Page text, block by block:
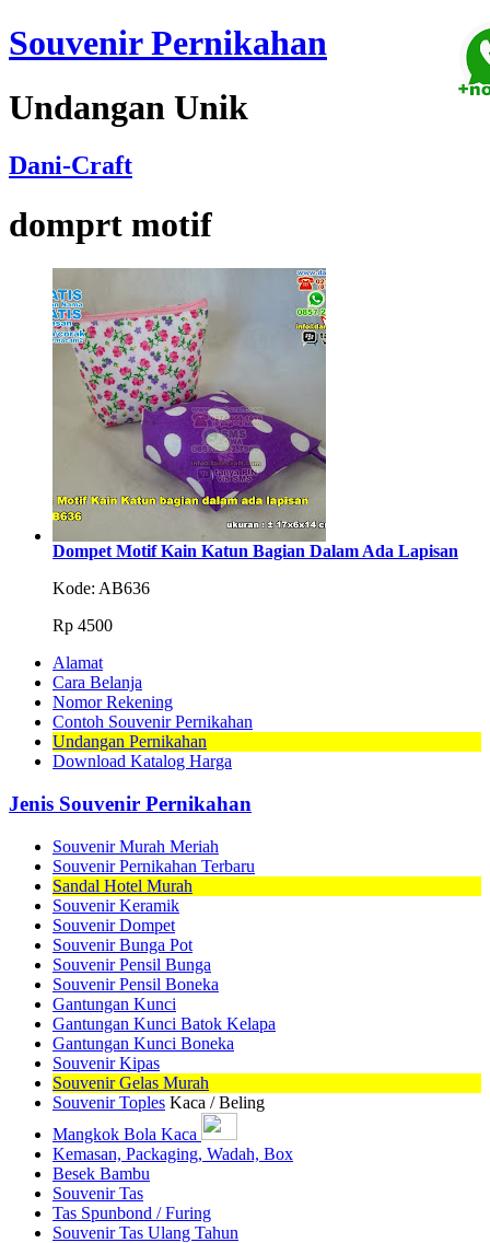
Souvenir Pernikahan
Undangan Unik
Dani-Craft
domprt motif
Dompet Motif Kain Katun Bagian Dalam Ada Lapisan
Kode: AB636
Rp 4500
Alamat
Cara Belanja
Nomor Rekening
Contoh Souvenir Pernikahan
Undangan Pernikahan
Download Katalog Harga
Jenis Souvenir Pernikahan
Souvenir Murah Meriah
Souvenir Pernikahan Terbaru
Sandal Hotel Murah
Souvenir Keramik
Souvenir Dompet
Souvenir Bunga Pot
Souvenir Pensil Bunga
Souvenir Pensil Boneka
Gantungan Kunci
Gantungan Kunci Batok Kelapa
Gantungan Kunci Boneka
Souvenir Kipas
Souvenir Gelas Murah
Souvenir Toples Kaca / Beling
Mangkok Bola Kaca
Kemasan, Packaging, Wadah, Box
Besek Bambu
Souvenir Tas
Tas Spunbond / Furing
Souvenir Tas Ulang Tahun